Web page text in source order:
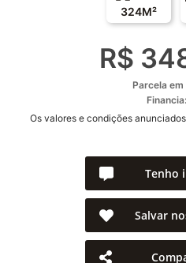
324M²
R$
Parcela
Os valores e condições
Tenho
Salvar